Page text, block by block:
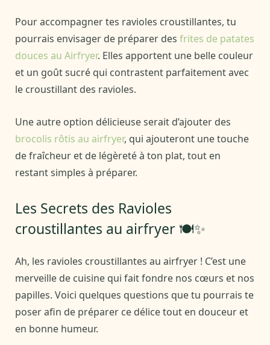
Pour accompagner tes ravioles croustillantes, tu
pourrais envisager de préparer des frites de patates
douces au Airfryer. Elles apportent une belle couleur
et un goût sucré qui contrastent parfaitement avec
le croustillant des ravioles.
Une autre option délicieuse serait d’ajouter des
brocolis rôtis au airfryer, qui ajouteront une touche
de fraîcheur et de légèreté à ton plat, tout en
restant simples à préparer.
Les Secrets des Ravioles
croustillantes au airfryer 🍽️✨
Ah, les ravioles croustillantes au airfryer ! C’est une
merveille de cuisine qui fait fondre nos cœurs et nos
papilles. Voici quelques questions que tu pourrais te
poser afin de préparer ce délice tout en douceur et
en bonne humeur.